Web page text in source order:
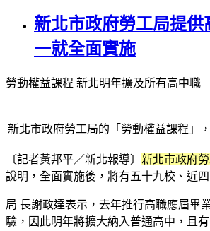
新北市政府勞工局提
一就全面實施
勞動權益課程 新北明年擴及所有高中職
新北市政府勞工局的「勞動權益課程」
〔記者黃邦平／新北報導〕 新北市政府
說明，全面實施後，將有五十九校、近
局 長謝政達表示，去年推行高職應屆畢
驗，因此明年將擴大納入普通高中，且